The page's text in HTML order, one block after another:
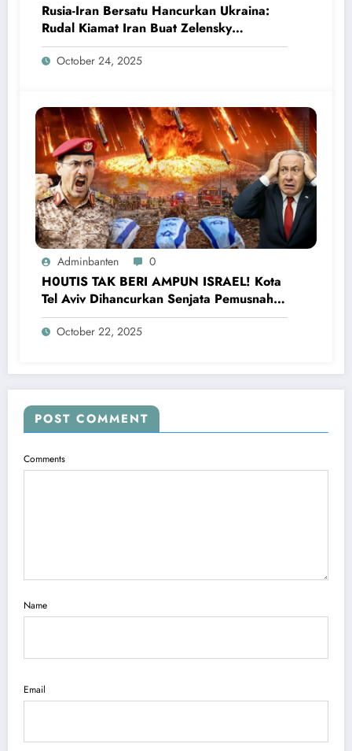
Rusia-Iran Bersatu Hancurkan Ukraina:
Rudal Kiamat Iran Buat Zelensky
Ketakutan dan Menyerah
October 24, 2025
Adminbanten 0
H0UTIS TAK BERI AMPUN ISRAEL! Kota
Tel Aviv Dihancurkan Senjata Pemusnah,
Netanyahu Ketakutan
October 22, 2025
POST COMMENT
Comments
Name
Email